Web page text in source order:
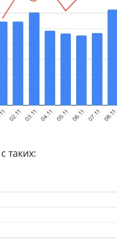
таких: